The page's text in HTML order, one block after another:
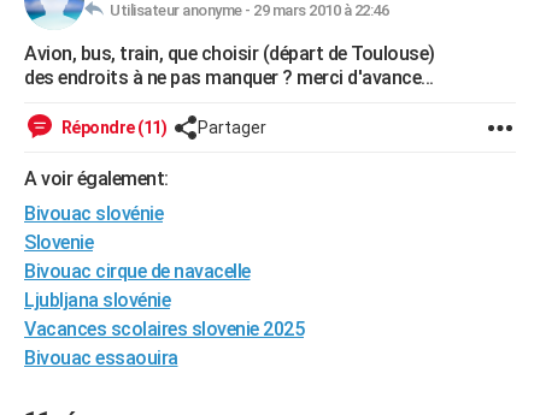
Essais
Réserver un essai
Citadines
Berlines
SUV
Forum auto
HIGH-TECH
Mobiles
Meilleur smartphone
Internet
Ordinateurs
Jeux vidéo
Guide high-tech
+BRICOLAGE
Forum
Aménagement intérieur
Extérieur
Cuisine
Salle de bains
Jardinage
Rangement
WEEK-END
Guides de France
Escapades
Patrimoine
Expositions
Musées
Week-end nature
+LIFESTYLE
Art de vivre
Bien-être
Loisirs
Mode
Modes de vie
SANTE
Alimentation
Guide de la santé
Maladies
Médicaments
Sommeil
VOYAGE
Destinations
City break
Voyage nature
Voyage de noces
Forum
Climat
+PHOTO
Utilisateur anonyme - 29 mars 2010 à 22:46
Avion, bus, train, que choisir (départ de Toulouse)
des endroits à ne pas manquer ? merci d'avance...
Répondre (11) Partager
A voir également:
Bivouac slovénie
Slovenie
Bivouac cirque de navacelle
Ljubljana slovénie
Vacances scolaires slovenie 2025
Bivouac essaouira